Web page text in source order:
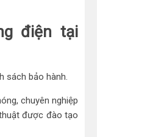
điện tại
sách bảo hành.
chuyên nghiệp
được đào tạo